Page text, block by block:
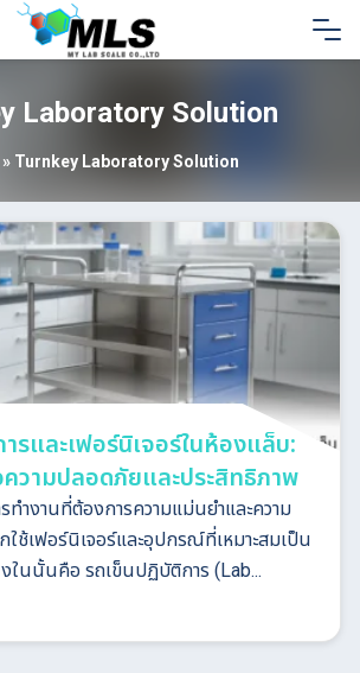
Laboratory Solution
Turnkey Laboratory Solution
รและเฟอร์นิเจอร์ในห้องแล็บ:
วามปลอดภัยและประสิทธิภาพ
ำงานที่ต้องการความแม่นยำและความ
ใช้เฟอร์นิเจอร์และอุปกรณ์ที่เหมาะสมเป็น
นนั้นคือ รถเข็นปฏิบัติการ (Lab...